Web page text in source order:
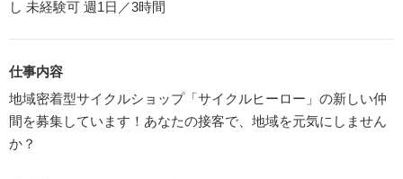
し 未経験可 週1日／3時間
仕事内容
地域密着型サイクルショップ「サイクルヒーロー」の新しい仲
間を募集しています！あなたの接客で、地域を元気にしません
か？